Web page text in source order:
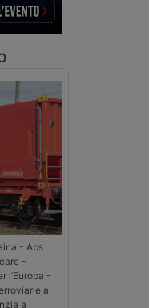
- Abs
-
l’Europa -
a
a